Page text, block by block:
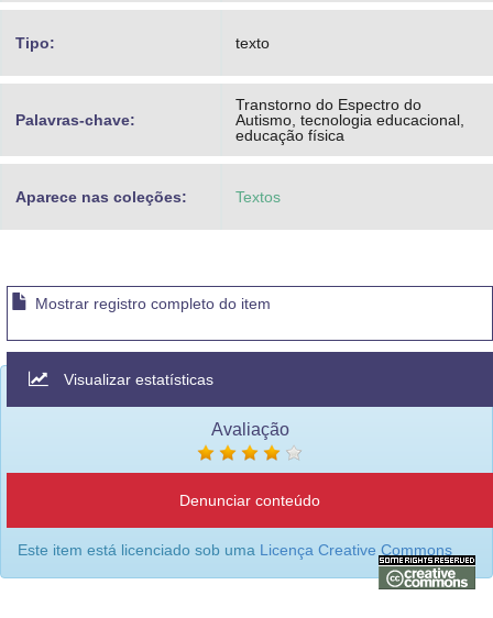
Tipo: texto
Palavras-chave:
Transtorno do Espectro do
Autismo, tecnologia educacional,
educação física
Aparece nas coleções: Textos
Mostrar registro completo do item
Visualizar estatísticas
Avaliação
Denunciar conteúdo
Este item está licenciado sob uma Licença Creative Commons